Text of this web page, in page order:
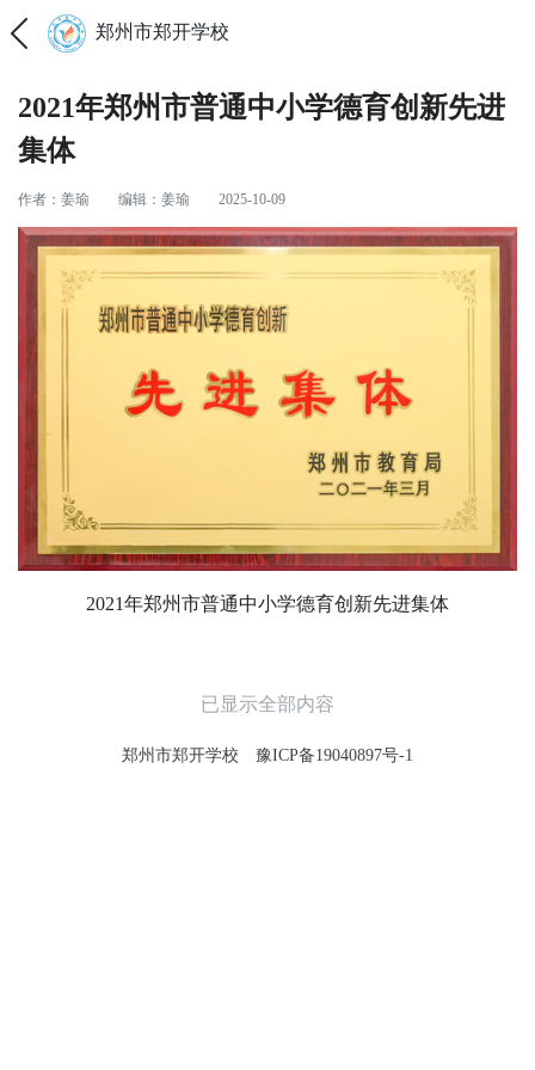
郑州市郑开学校
2021年郑州市普通中小学德育创新先进
集体
作者：姜瑜 编辑：姜瑜 2025-10-09
2021年郑州市普通中小学德育创新先进集体
已显示全部内容
郑州市郑开学校 豫ICP备19040897号-1